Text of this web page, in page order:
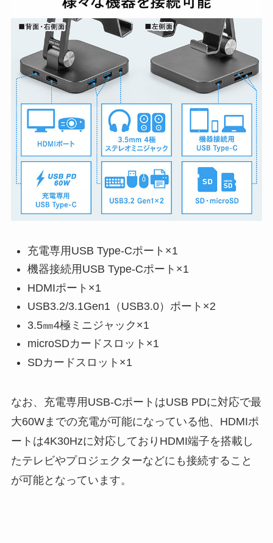
充電専用USB Type-Cポート×1
機器接続用USB Type-Cポート×1
HDMIポート×1
USB3.2/3.1Gen1（USB3.0）ポート×2
3.5㎜4極ミニジャック×1
microSDカードスロット×1
SDカードスロット×1
なお、充電専用USB-CポートはUSB PDに対応で最
大60Wまでの充電が可能になっている他、HDMIポ
ートは4K30Hzに対応しておりHDMI端子を搭載し
たテレビやプロジェクターなどにも接続すること
が可能となっています。